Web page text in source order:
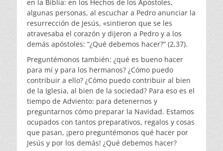
en la Biblia: en los Hechos de los Apóstoles,
algunas personas, al escuchar a Pedro anunciar la
resurrección de Jesús, «sintieron que se les
atravesaba el corazón y dijeron a Pedro y a los
demás apóstoles: “¿Qué debemos hacer?” (2,37).
Preguntémonos también: ¿qué es bueno hacer
para mí y para los hermanos? ¿Cómo puedo
contribuir a ello? ¿Cómo puedo contribuir al bien
de la Iglesia, al bien de la sociedad? Para eso es el
tiempo de Adviento: para detenernos y
preguntarnos cómo preparar la Navidad. Estamos
ocupados con tantos preparativos, regalos y cosas
que pasan, ¡pero preguntémonos qué hacer por
Jesús y por los demás! ¿Qué debemos hacer?